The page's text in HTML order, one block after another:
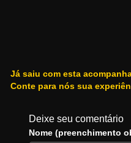
Já saiu com esta
Conte para nós sua
Deixe seu comentário
Nome (preenchimento